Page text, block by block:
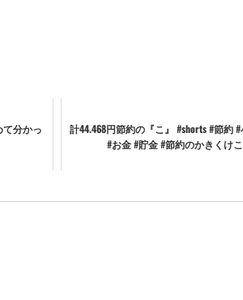
て分かっ
計44.468円節約の『こ』 #shorts #節約
#お金 #貯金 #節約のかきくけこ